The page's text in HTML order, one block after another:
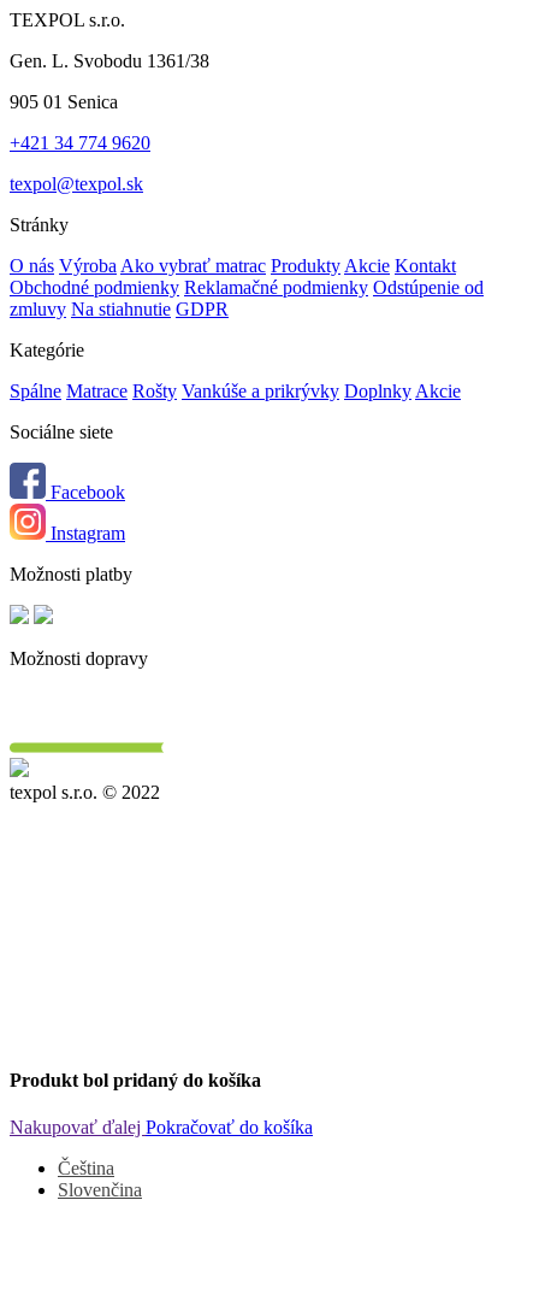
TEXPOL s.r.o.
Gen. L. Svobodu 1361/38
905 01 Senica
+421 34 774 9620
texpol@texpol.sk
Stránky
O nás Výroba Ako vybrať matrac Produkty Akcie Kontakt
Obchodné podmienky Reklamačné podmienky Odstúpenie od
zmluvy Na stiahnutie GDPR
Kategórie
Spálne Matrace Rošty Vankúše a prikrývky Doplnky Akcie
Sociálne siete
Facebook
Instagram
Možnosti platby
Možnosti dopravy
texpol s.r.o. © 2022
Produkt bol pridaný do košíka
Nakupovať ďalej Pokračovať do košíka
Čeština
Slovenčina